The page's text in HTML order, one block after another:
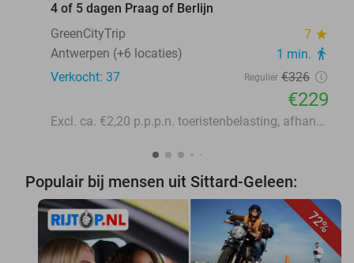
4 of 5 dagen Praag of Berlijn
GreenCityTrip
7 star
Antwerpen (+6 locaties) 1 min. directions_walk
Verkocht: 37 Regulier €326
€229
Excl. ca. €2,20 p.p.p.n. toeristenbelasting, afhankelijk van de bestemming en het hotel
Populair bij mensen uit Sittard-Geleen:
72%